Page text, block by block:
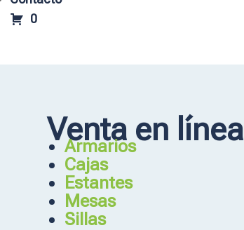
0
Venta en línea
Armarios
Cajas
Estantes
Mesas
Sillas